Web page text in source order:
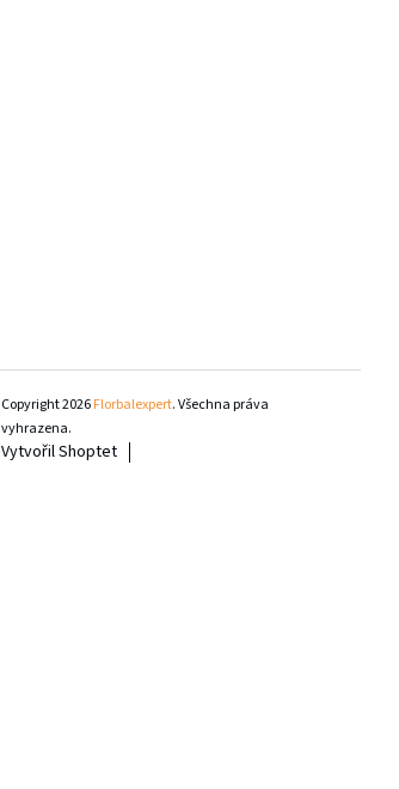
Vytvořil Shoptet
Copyright 2026Florbalexpert. Všechna práva
vyhrazena.